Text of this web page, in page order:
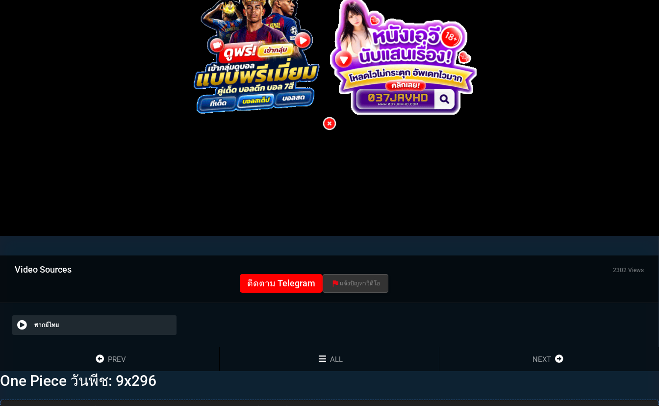
Video Sources 2302 Views
ติดตาม Telegram แจ้งปัญหาวีดีโอ
พากย์ไทย
PREV ALL NEXT
One Piece วันพีช: 9x296